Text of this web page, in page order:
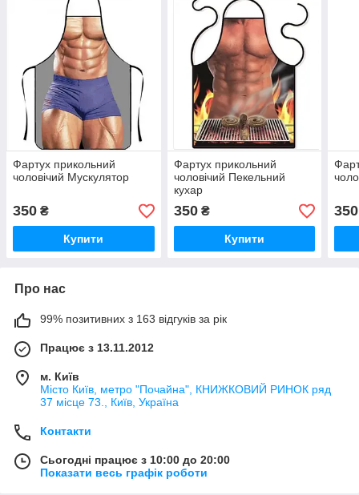
Фартух прикольний
чоловічий Мускулятор
350 ₴
Купити
Фартух прикольний
чоловічий Пекельний
кухар
350₴
Купити
350
Про нас
99% позитивних з 163 відгуків за рік
Працює з 13.11.2012
м. Київ
Місто Київ, метро "Почайна", КНИЖКОВИЙ РИНОК ряд
37 місце 73., Київ, Україна
Контакти
Сьогодні працює з 10:00 до 20:00
Показати весь графік роботи